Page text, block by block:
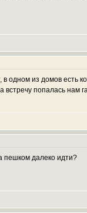
одном из домов есть
попалась нам
пешком далеко идти?